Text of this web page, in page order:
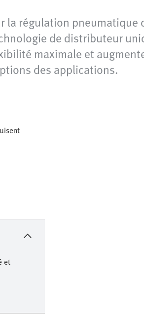
régulation pneumatique
de distributeur
maximale et
des applications.
et